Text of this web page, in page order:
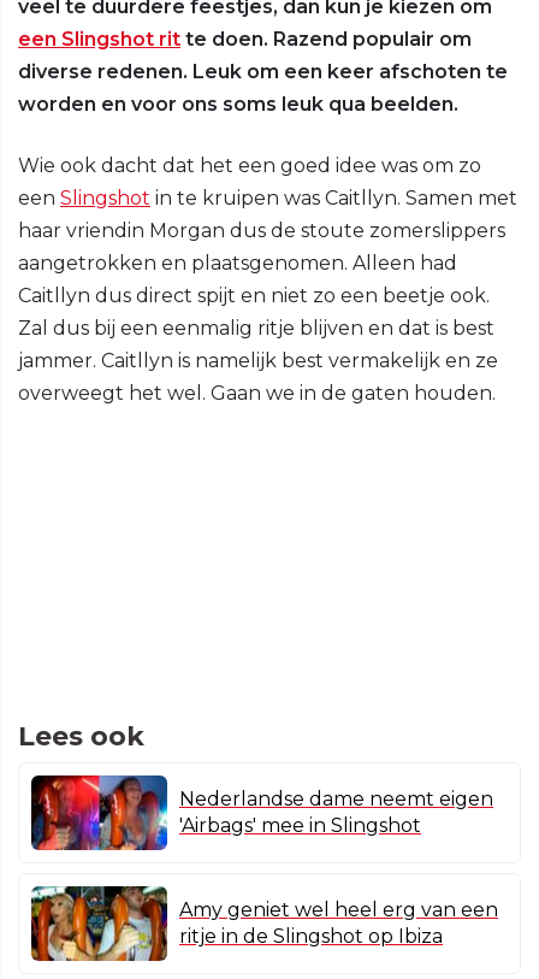
veel te duurdere feestjes, dan kun je kiezen om
een Slingshot rit te doen. Razend populair om
diverse redenen. Leuk om een keer afschoten te
worden en voor ons soms leuk qua beelden.
Wie ook dacht dat het een goed idee was om zo
een Slingshot in te kruipen was Caitllyn. Samen met
haar vriendin Morgan dus de stoute zomerslippers
aangetrokken en plaatsgenomen. Alleen had
Caitllyn dus direct spijt en niet zo een beetje ook.
Zal dus bij een eenmalig ritje blijven en dat is best
jammer. Caitllyn is namelijk best vermakelijk en ze
overweegt het wel. Gaan we in de gaten houden.
Lees ook
Nederlandse dame neemt eigen
'Airbags' mee in Slingshot
Amy geniet wel heel erg van een
ritje in de Slingshot op Ibiza